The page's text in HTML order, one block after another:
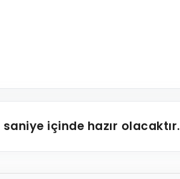
saniye içinde hazır olacaktır.